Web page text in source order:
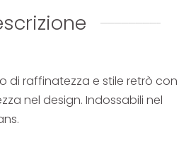
di raffinatezza e stile retrò con
nel design. Indossabili nel